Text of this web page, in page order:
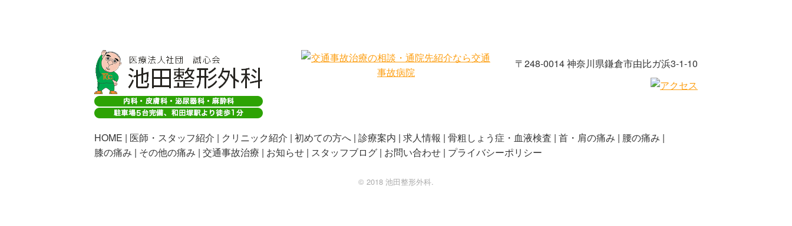
〒248-0014 神奈川県鎌倉市由比ガ浜3-1-10
HOME 医師・スタッフ紹介 クリニック紹介 初めての方へ 診療案内 求人情報 骨粗しょう症・血液検査 首・肩の痛み
腰の痛み
膝の痛み
その他の痛み 交通事故治療 お知らせ スタッフブログ お問い合わせ プライバシーポリシー
©️ 2018 池田整形外科.